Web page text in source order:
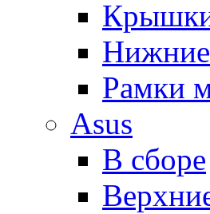
Рамки
Asus
В сборе